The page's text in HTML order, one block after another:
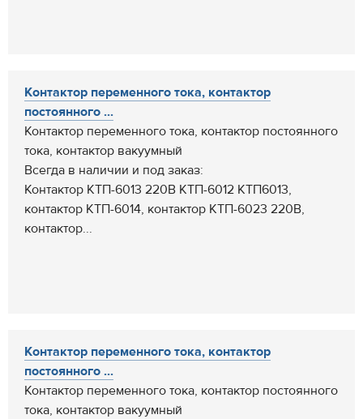
Контактор переменного тока, контактор
постоянного ...
Контактор переменного тока, контактор постоянного
тока, контактор вакуумный
Всегда в наличии и под заказ:
Контактор КТП-6013 220В КТП-6012 КТП6013,
контактор КТП-6014, контактор КТП-6023 220В,
контактор...
Контактор переменного тока, контактор
постоянного ...
Контактор переменного тока, контактор постоянного
тока, контактор вакуумный